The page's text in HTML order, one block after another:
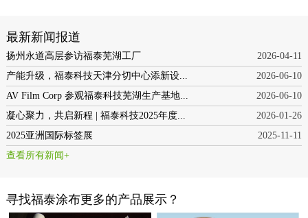
最新新闻报道
扬州永道高层参访福泰芜湖工厂
2026-04-11
产能升级，福泰科技天津分切中心添新设...
2026-06-10
AV Film Corp 参观福泰科技芜湖生产基地...
2026-06-10
凝心聚力，共启新程 | 福泰科技2025年度...
2026-01-26
2025亚洲国际标签展
2025-11-11
查看所有新闻+
寻找福泰涂布更多的产品展示？